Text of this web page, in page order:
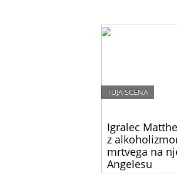
Igralec
z
mrtvega na
Angelesu
TUJA SCENA